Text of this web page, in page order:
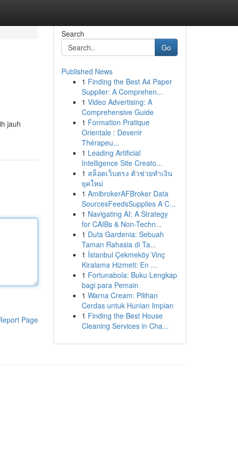
jauh
Page
Search
Go
Published News
1 Finding the Best A4 Paper
Supplier: A Comprehen...
1 Video Advertising: A
Comprehensive Guide
1 Formation Pratique
Orientale : Devenir
Thérapeu...
1 Leading Artificial
Intelligence Site Creato...
1 สล็อตเว็บตรง ตัวช่วยทำเงิน
ยุคใหม่
1 AmibrokerAFBroker Data
SourcesFeedsSupplies A C...
1 Navigating AI: A Strategy
for CAIBs & Non-Techn...
1 Duta Gardenia: Sebuah
Taman Rahasia di Ta...
1 İstanbul Çekmeköy Vinç
Kiralama Hizmeti: En ...
1 Fortunabola: Buku Lengkap
bagi para Pemain
1 Warna Cream: Pilihan
Cerdas untuk Hunian Impian
1 Finding the Best House
Cleaning Services in Cha...